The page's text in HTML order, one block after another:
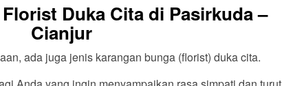
Duka Cita di Pasirkuda –
Cianjur
ada juga jenis karangan bunga (florist) duka cita.